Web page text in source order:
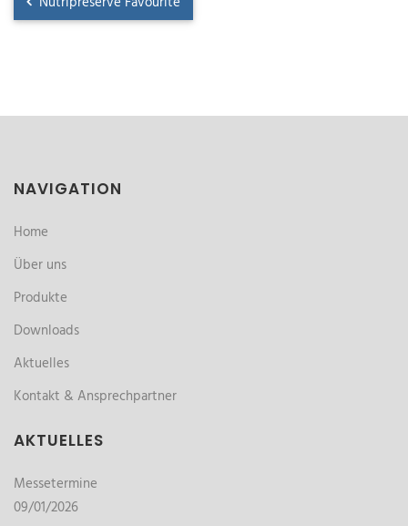
NAVIGATION
Home
Über uns
Produkte
Downloads
Aktuelles
Kontakt & Ansprechpartner
AKTUELLES
Messetermine
09/01/2026